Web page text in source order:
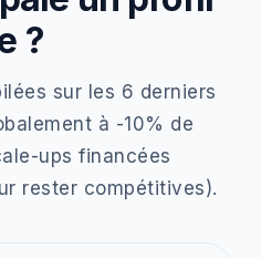
?
sur les 6 derniers
à -10% de
ups financées
rester compétitives).